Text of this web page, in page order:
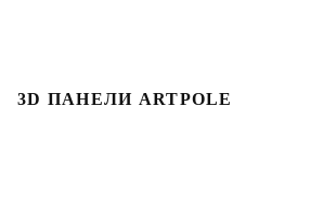
3D ПАНЕЛИ ARTPOLE